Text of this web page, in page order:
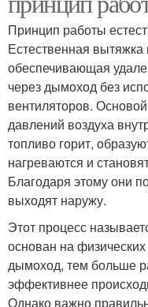
Принцип работы
Естественная
обеспечивающая
через дымоход без
вентиляторов.
давлений воздуха
топливо горит,
нагреваются и
Благодаря этому они
выходят наружу.
Этот процесс
основан на
дымоход, тем больше
эффективнее
Однако важно